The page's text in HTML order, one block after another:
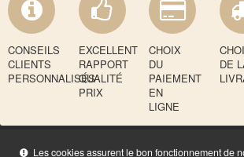
Les cookies assurent le bon fonctionnement de
CONSEILS
CLIENTS
PERSONNALISÉS
EXCELLENT
RAPPORT
QUALITÉ
PRIX
CHOIX
DU
PAIEMENT
EN
LIGNE
DE